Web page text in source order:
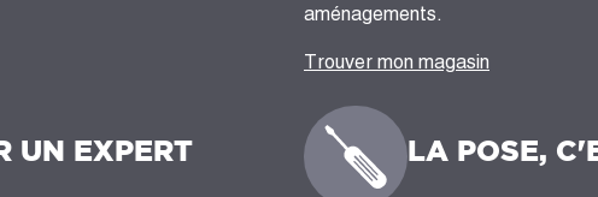
aménagements.
Trouver mon magasin
UN EXPERT LA POSE,